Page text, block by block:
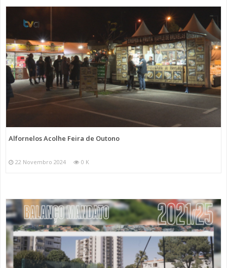
Alfornelos Acolhe Feira de Outono
22 Novembro 2024 0 K